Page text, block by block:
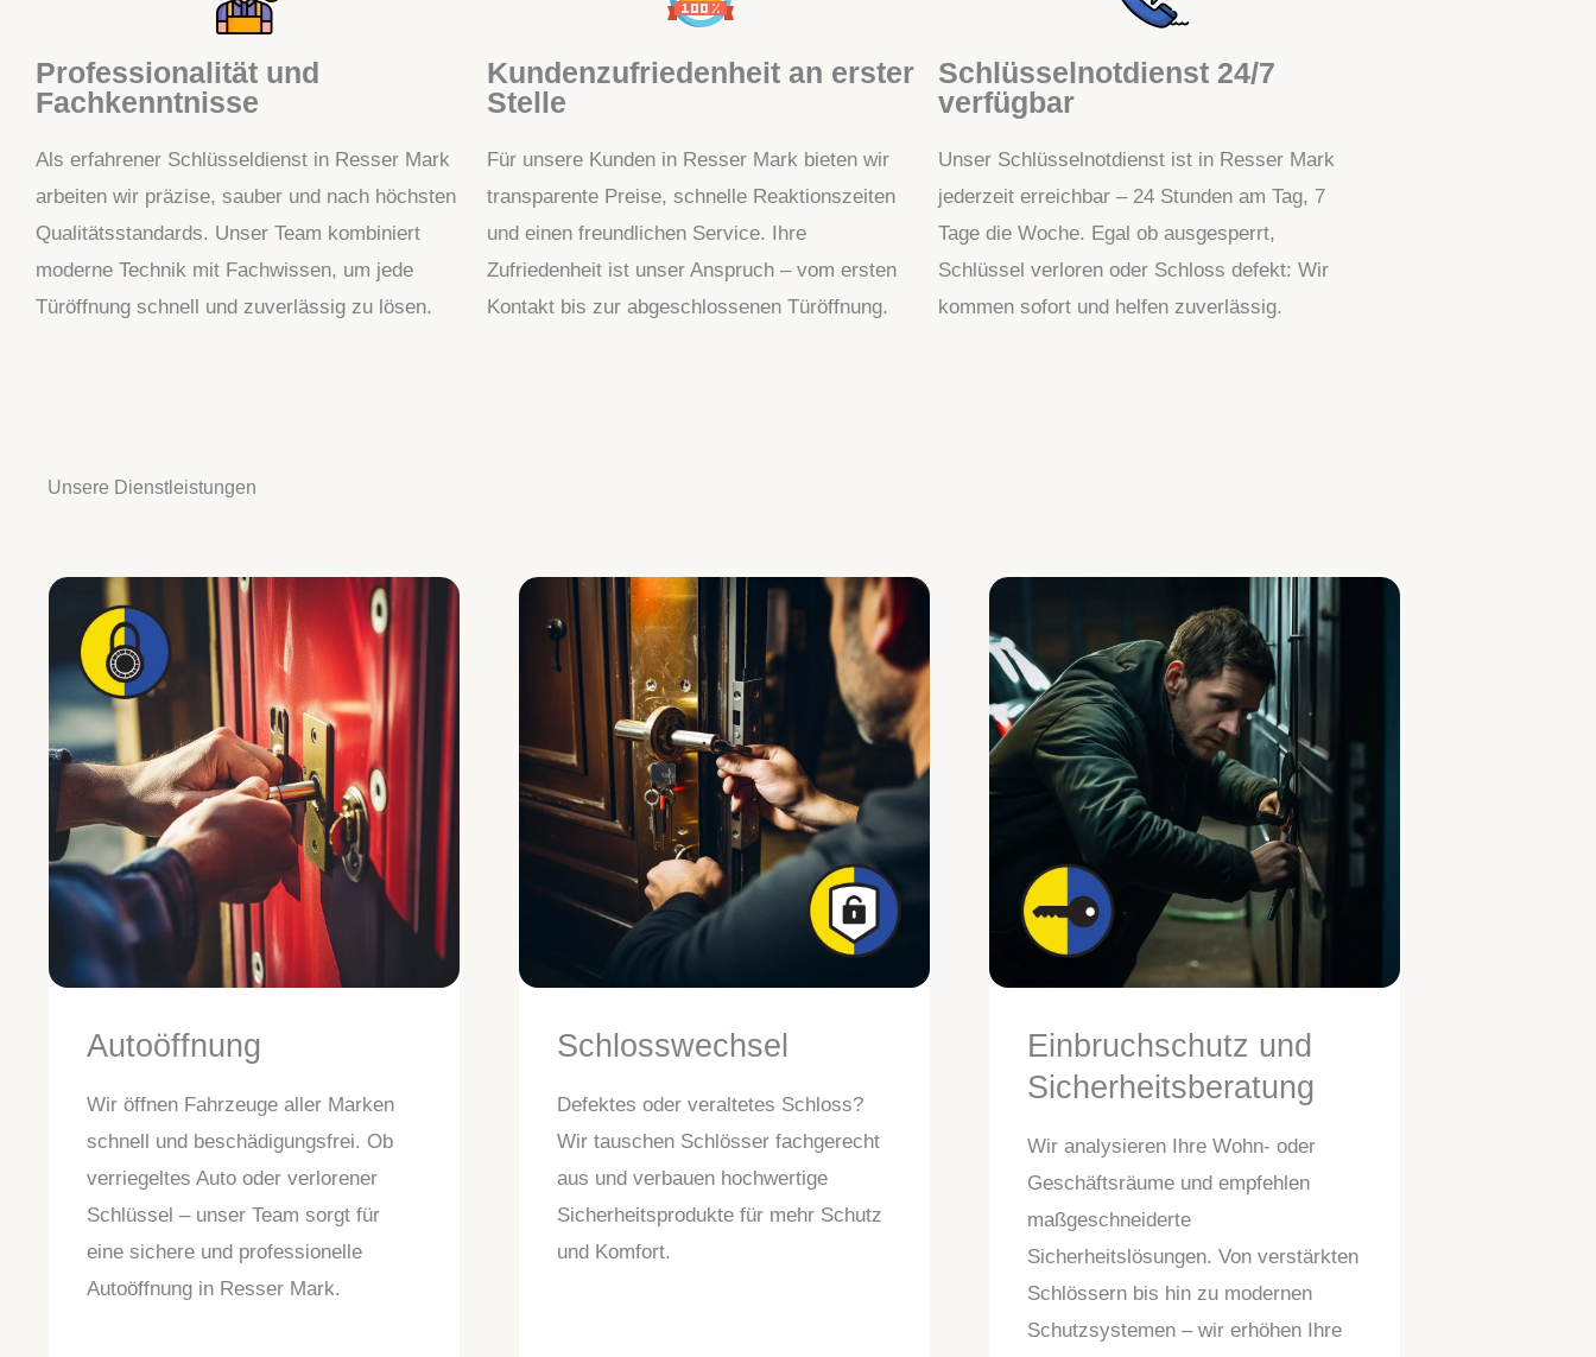
Professionalität und
Fachkenntnisse
Als erfahrener Schlüsseldienst in Resser Mark
arbeiten wir präzise, sauber und nach höchsten
Qualitätsstandards. Unser Team kombiniert
moderne Technik mit Fachwissen, um jede
Türöffnung schnell und zuverlässig zu lösen.
Kundenzufriedenheit an erster
Stelle
Für unsere Kunden in Resser Mark bieten wir
transparente Preise, schnelle Reaktionszeiten
und einen freundlichen Service. Ihre
Zufriedenheit ist unser Anspruch – vom ersten
Kontakt bis zur abgeschlossenen Türöffnung.
Schlüsselnotdienst 24/7
verfügbar
Unser Schlüsselnotdienst ist in Resser Mark
jederzeit erreichbar – 24 Stunden am Tag, 7
Tage die Woche. Egal ob ausgesperrt,
Schlüssel verloren oder Schloss defekt: Wir
kommen sofort und helfen zuverlässig.
Unsere Dienstleistungen
Autoöffnung
Wir öffnen Fahrzeuge aller Marken
schnell und beschädigungsfrei. Ob
verriegeltes Auto oder verlorener
Schlüssel – unser Team sorgt für
eine sichere und professionelle
Autoöffnung in Resser Mark.
Schlosswechsel
Defektes oder veraltetes Schloss?
Wir tauschen Schlösser fachgerecht
aus und verbauen hochwertige
Sicherheitsprodukte für mehr Schutz
und Komfort.
Einbruchschutz und
Sicherheitsberatung
Wir analysieren Ihre Wohn- oder
Geschäftsräume und empfehlen
maßgeschneiderte
Sicherheitslösungen. Von verstärkten
Schlössern bis hin zu modernen
Schutzsystemen – wir erhöhen Ihre